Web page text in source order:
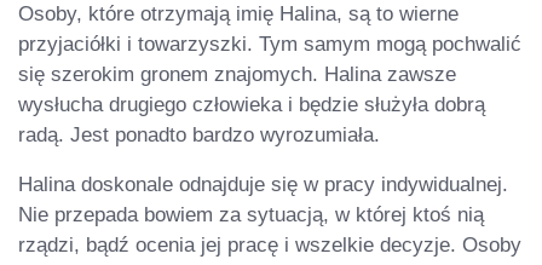
Osoby, które otrzymają imię Halina, są to wierne
przyjaciółki i towarzyszki. Tym samym mogą pochwalić
się szerokim gronem znajomych. Halina zawsze
wysłucha drugiego człowieka i będzie służyła dobrą
radą. Jest ponadto bardzo wyrozumiała.
Halina doskonale odnajduje się w pracy indywidualnej.
Nie przepada bowiem za sytuacją, w której ktoś nią
rządzi, bądź ocenia jej pracę i wszelkie decyzje. Osoby